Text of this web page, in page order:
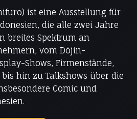
ist eine Ausstellung für
die alle zwei Jahre
breites Spektrum an
vom Dōjin-
Shows, Firmenstände,
hin zu Talkshows über die
Comic und